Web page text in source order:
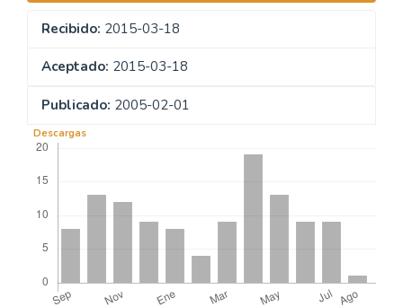
Recibido: 2015-03-18
Aceptado: 2015-03-18
Publicado: 2005-02-01
Descargas